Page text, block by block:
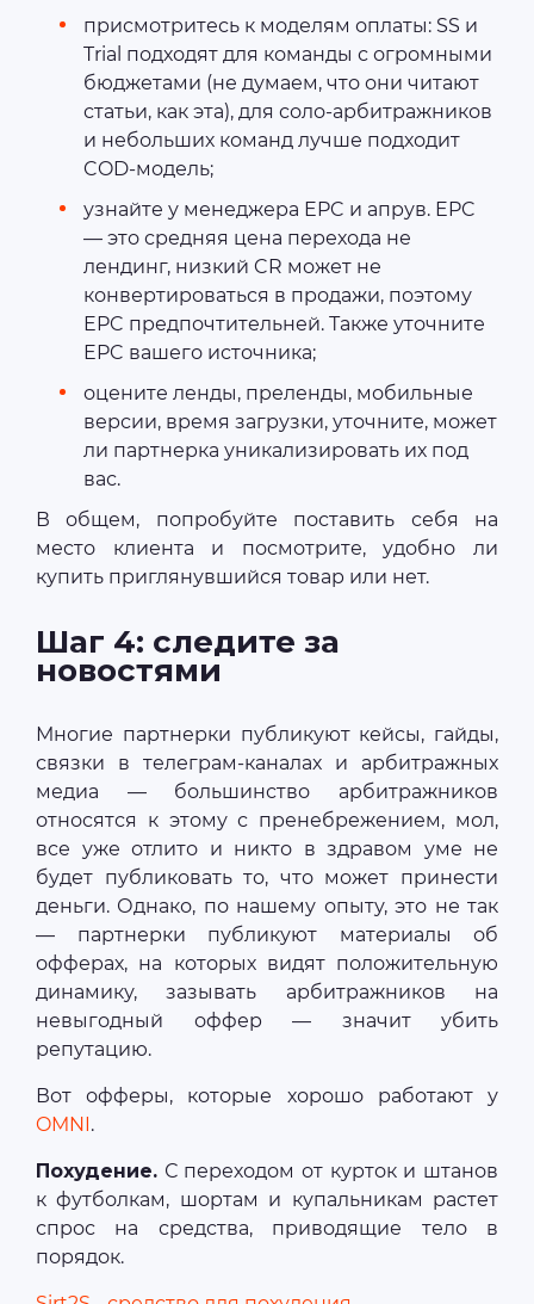
присмотритесь к моделям оплаты: SS и
Trial подходят для команды с огромными
бюджетами (не думаем, что они читают
статьи, как эта), для соло-арбитражников
и небольших команд лучше подходит
COD-модель;
узнайте у менеджера EPC и апрув. EPC
— это средняя цена перехода не
лендинг, низкий CR может не
конвертироваться в продажи, поэтому
EPC предпочтительней. Также уточните
EPC вашего источника;
оцените ленды, преленды, мобильные
версии, время загрузки, уточните, может
ли партнерка уникализировать их под
вас.
В общем, попробуйте поставить себя на
место клиента и посмотрите, удобно ли
купить приглянувшийся товар или нет.
Шаг 4: следите за
новостями
Многие партнерки публикуют кейсы, гайды,
связки в телеграм-каналах и арбитражных
медиа — большинство арбитражников
относятся к этому с пренебрежением, мол,
все уже отлито и никто в здравом уме не
будет публиковать то, что может принести
деньги. Однако, по нашему опыту, это не так
— партнерки публикуют материалы об
офферах, на которых видят положительную
динамику, зазывать арбитражников на
невыгодный оффер — значит убить
репутацию.
Вот офферы, которые хорошо работают у
OMNI .
Похудение. С переходом от курток и штанов
к футболкам, шортам и купальникам растет
спрос на средства, приводящие тело в
порядок.